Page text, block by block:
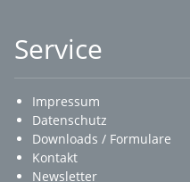
Service
Impressum
Datenschutz
Downloads / Formulare
Kontakt
Newsletter